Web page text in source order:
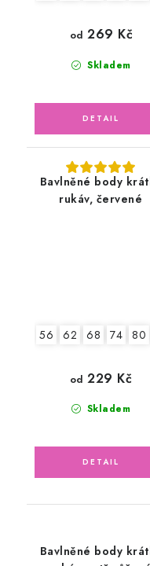
Skladem
od 269 Kč
Bavlněné body
rukáv, červené
56 62 68 74 80
Skladem
od 229 Kč
Bavlněné body